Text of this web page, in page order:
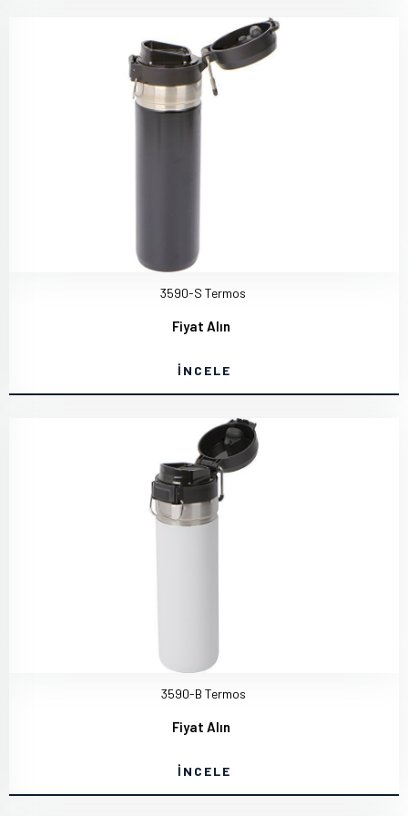
3590-S Termos
Fiyat Alın
İNCELE
3590-B Termos
Fiyat Alın
İNCELE